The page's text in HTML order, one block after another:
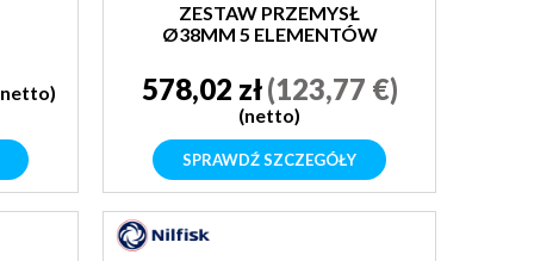
ZESTAW PRZEMYSŁ
Ø38MM 5 ELEMENTÓW
578,02 zł(123,77 €)
(netto)
SPRAWDŹ SZCZEGÓŁY